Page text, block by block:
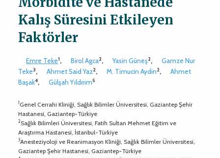
Kalış Süresini Etkileyen
Faktörler
Emre Teke1, Birol Agca2, Yasin Güneş2,
Gamze Nur
Teke3, Ahmet Said Yaz2, M. Timucin Aydin2,
Ahmet
Başak4, Gülşah Yıldırım5
1Genel Cerrahi Kliniği, Sağlık Bilimler Üniversitesi, Gaziantep Şehir
Hastanesi, Gaziantep-Türkiye
2Sağlık Bilimleri Üniversitesi, Fatih Sultan Mehmet Eğitim ve
Araştırma Hastanesi, İstanbul-Türkiye
3Anesteziyoloji ve Reanimasyon Kliniği, Sağlık Bilimler Üniversitesi,
Gaziantep Şehir Hastanesi, Gaziantep-Türkiye